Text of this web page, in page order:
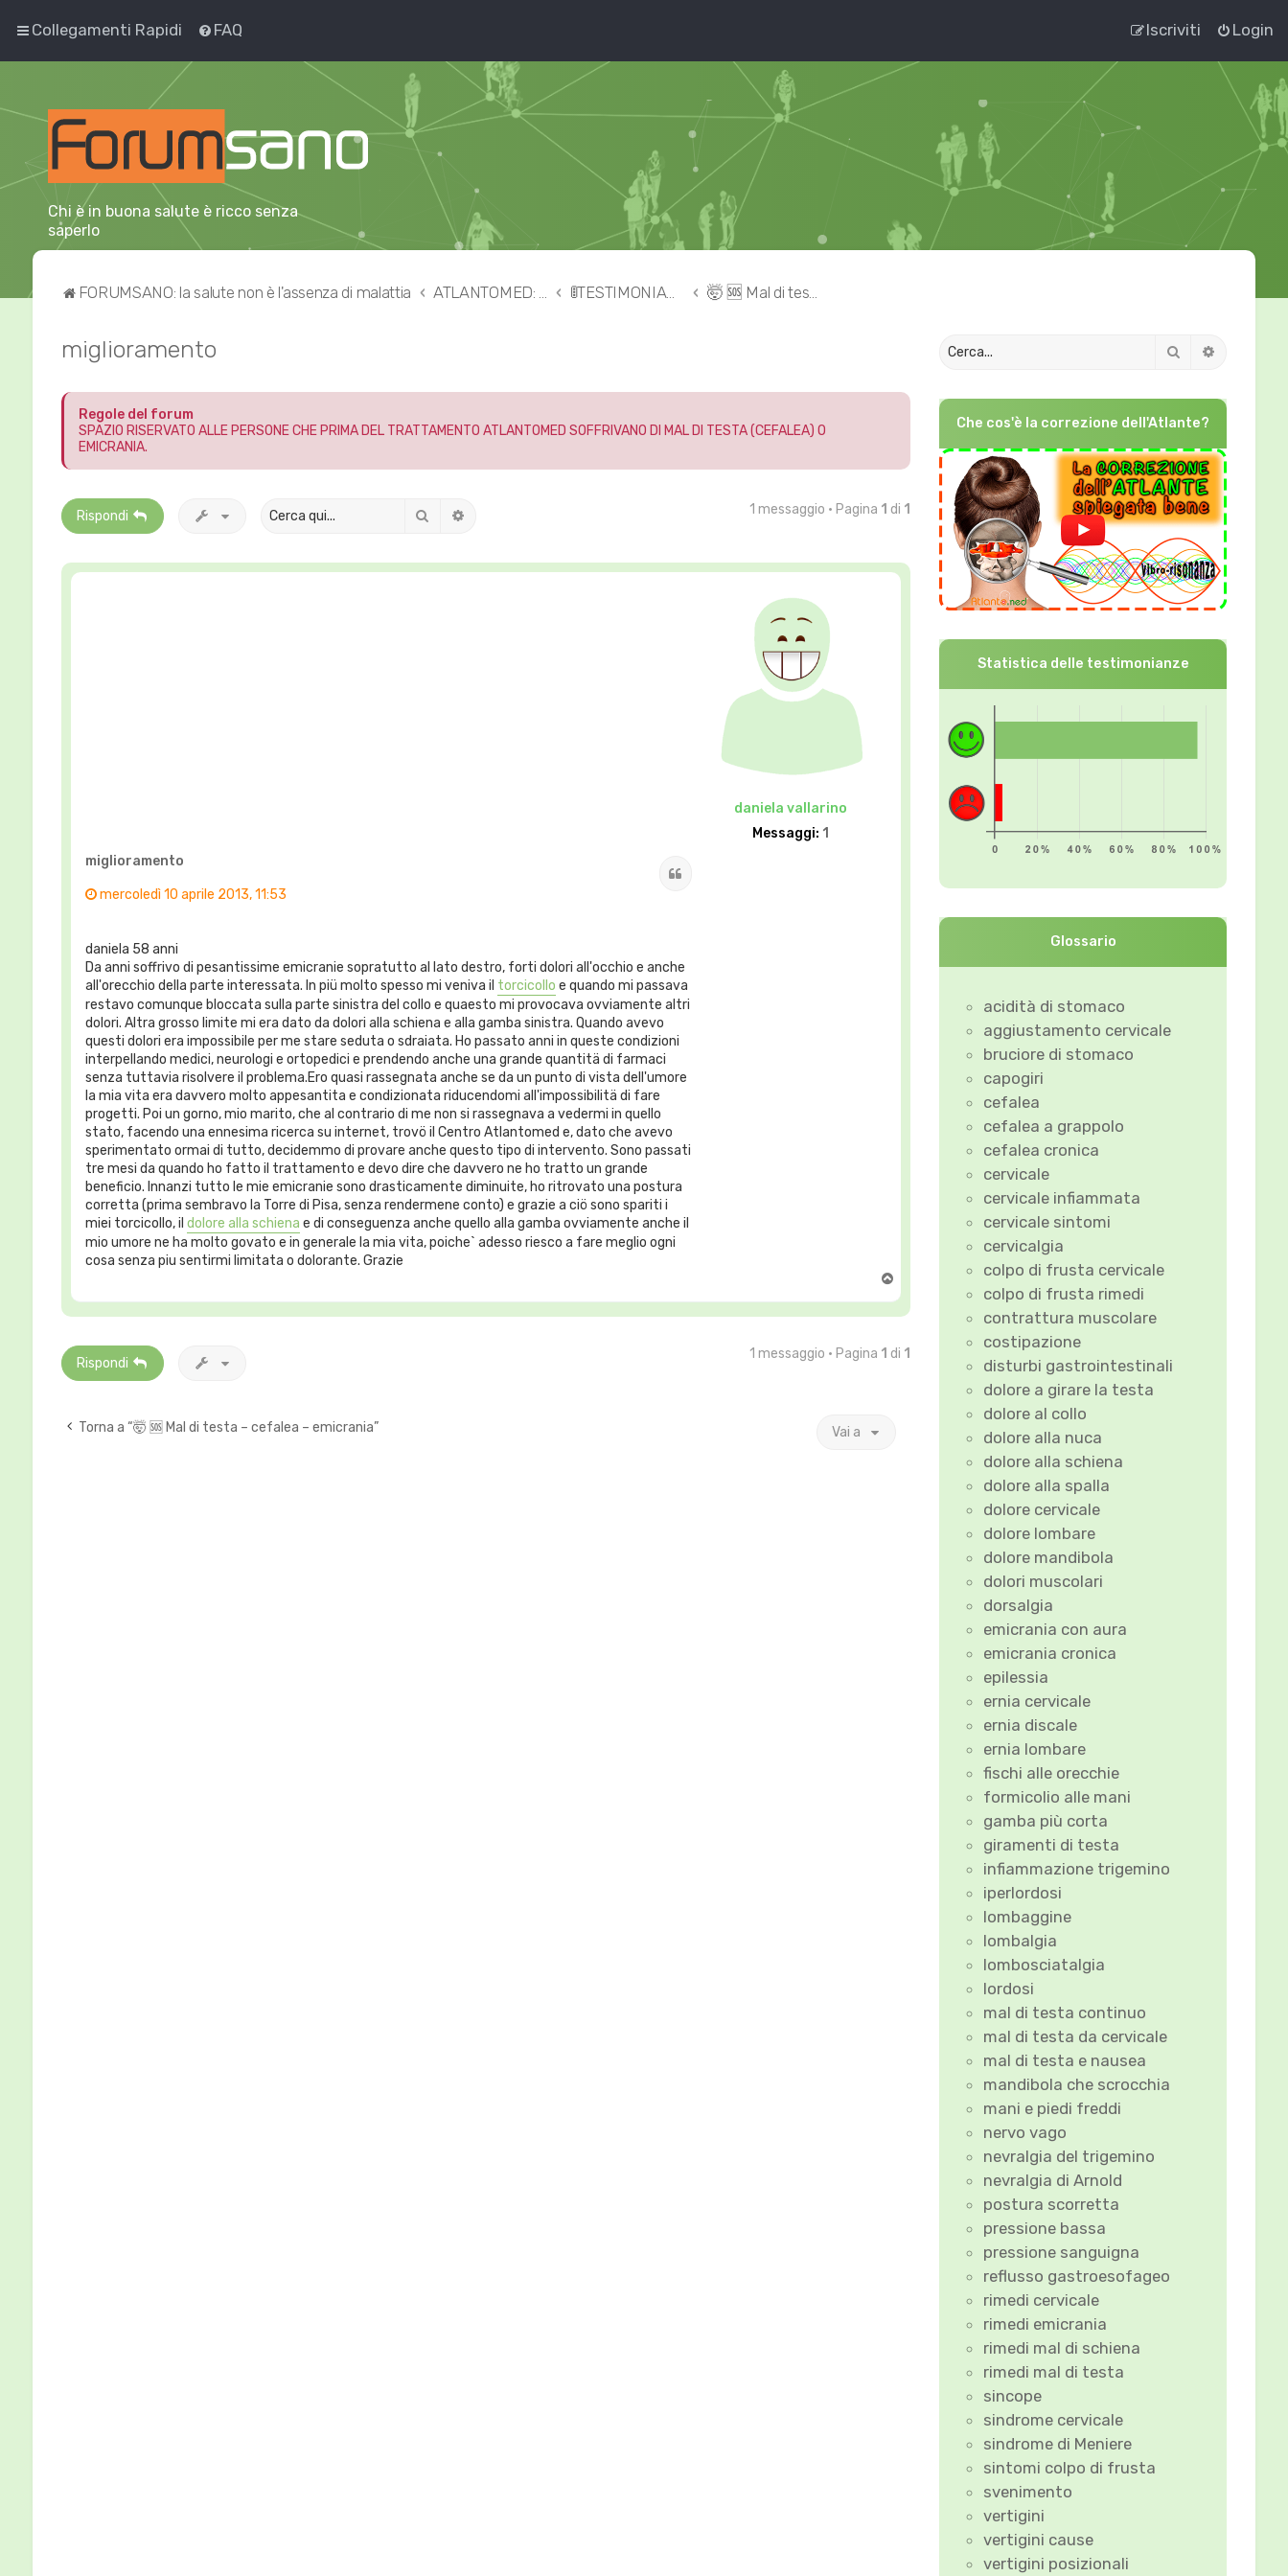
Collegamenti Rapidi FAQ Login
Iscriviti
Chi è in buona salute è ricco senza
saperlo
FORUMSANO: la salute non è l'assenza di malattia ATLANTOMED: la mia esperienza con la correzione della vertebra Atlante 🚦TESTIMONIANZE 👉🏻 correzione dell'Atlante 🤯 🆘 Mal di testa – cefalea – emicrania
miglioramento
Regole del forum
SPAZIO RISERVATO ALLE PERSONE CHE PRIMA DEL TRATTAMENTO ATLANTOMED SOFFRIVANO DI MAL DI TESTA (CEFALEA) O
EMICRANIA.
Rispondi Cerca 1 messaggio • Pagina 1 di 1
daniela vallarino
Messaggi: 1
miglioramento
mercoledì 10 aprile 2013, 11:53
daniela 58 anni
Da anni soffrivo di pesantissime emicranie sopratutto al lato destro, forti dolori all'occhio e anche
all'orecchio della parte interessata. In piü molto spesso mi veniva il torcicollo e quando mi passava
restavo comunque bloccata sulla parte sinistra del collo e quaesto mi provocava ovviamente altri
dolori. Altra grosso limite mi era dato da dolori alla schiena e alla gamba sinistra. Quando avevo
questi dolori era impossibile per me stare seduta o sdraiata. Ho passato anni in queste condizioni
interpellando medici, neurologi e ortopedici e prendendo anche una grande quantitä di farmaci
senza tuttavia risolvere il problema.Ero quasi rassegnata anche se da un punto di vista dell'umore
la mia vita era davvero molto appesantita e condizionata riducendomi all'impossibilitä di fare
progetti. Poi un gorno, mio marito, che al contrario di me non si rassegnava a vedermi in quello
stato, facendo una ennesima ricerca su internet, trovö il Centro Atlantomed e, dato che avevo
sperimentato ormai di tutto, decidemmo di provare anche questo tipo di intervento. Sono passati
tre mesi da quando ho fatto il trattamento e devo dire che davvero ne ho tratto un grande
beneficio. Innanzi tutto le mie emicranie sono drasticamente diminuite, ho ritrovato una postura
corretta (prima sembravo la Torre di Pisa, senza rendermene conto) e grazie a ciö sono spariti i
miei torcicollo, il dolore alla schiena e di conseguenza anche quello alla gamba ovviamente anche il
mio umore ne ha molto govato e in generale la mia vita, poiche` adesso riesco a fare meglio ogni
cosa senza piu sentirmi limitata o dolorante. Grazie
o
Rispondi
1 messaggio • Pagina 1 di 1
Torna a “🤯 🆘 Mal di testa – cefalea – emicrania” Vai a
Cerca
Che cos'è la correzione dell'Atlante?
Statistica delle testimonianze
Glossario
acidità di stomaco
aggiustamento cervicale
bruciore di stomaco
capogiri
cefalea
cefalea a grappolo
cefalea cronica
cervicale
cervicale infiammata
cervicale sintomi
cervicalgia
colpo di frusta cervicale
colpo di frusta rimedi
contrattura muscolare
costipazione
disturbi gastrointestinali
dolore a girare la testa
dolore al collo
dolore alla nuca
dolore alla schiena
dolore alla spalla
dolore cervicale
dolore lombare
dolore mandibola
dolori muscolari
dorsalgia
emicrania con aura
emicrania cronica
epilessia
ernia cervicale
ernia discale
ernia lombare
fischi alle orecchie
formicolio alle mani
gamba più corta
giramenti di testa
infiammazione trigemino
iperlordosi
lombaggine
lombalgia
lombosciatalgia
lordosi
mal di testa continuo
mal di testa da cervicale
mal di testa e nausea
mandibola che scrocchia
mani e piedi freddi
nervo vago
nevralgia del trigemino
nevralgia di Arnold
postura scorretta
pressione bassa
pressione sanguigna
reflusso gastroesofageo
rimedi cervicale
rimedi emicrania
rimedi mal di schiena
rimedi mal di testa
sincope
sindrome cervicale
sindrome di Meniere
sintomi colpo di frusta
svenimento
vertigini
vertigini cause
vertigini posizionali